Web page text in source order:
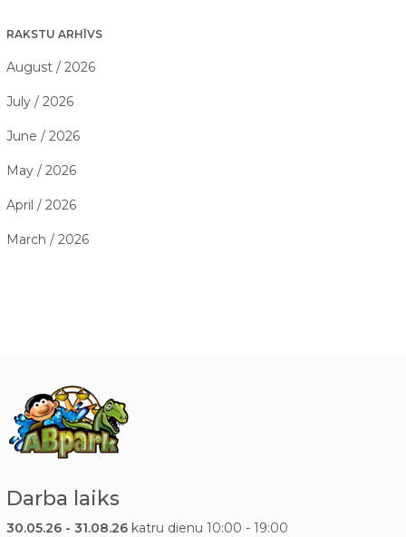
RAKSTU ARHĪVS
August / 2026
July / 2026
June / 2026
May / 2026
April / 2026
March / 2026
Darba laiks
30.05.26 - 31.08.26 katru dienu 10:00 - 19:00